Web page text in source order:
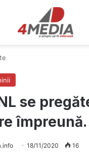
se
18/11/2020 16